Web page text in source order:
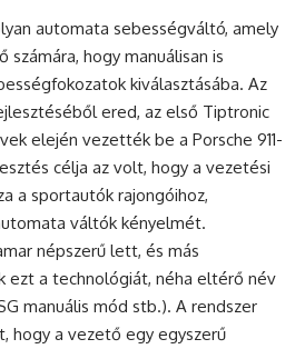
automata sebességváltó, amely
hogy manuálisan is
kiválasztásába. Az
ered, az első Tiptronic
elején vezették be a Porsche 911-
célja az volt, hogy a vezetési
a sportautók rajongóihoz,
váltók kényelmét.
népszerű lett, és más
ezt a technológiát, néha eltérő név
manuális mód stb.). A rendszer
hogy a vezető egy egyszerű